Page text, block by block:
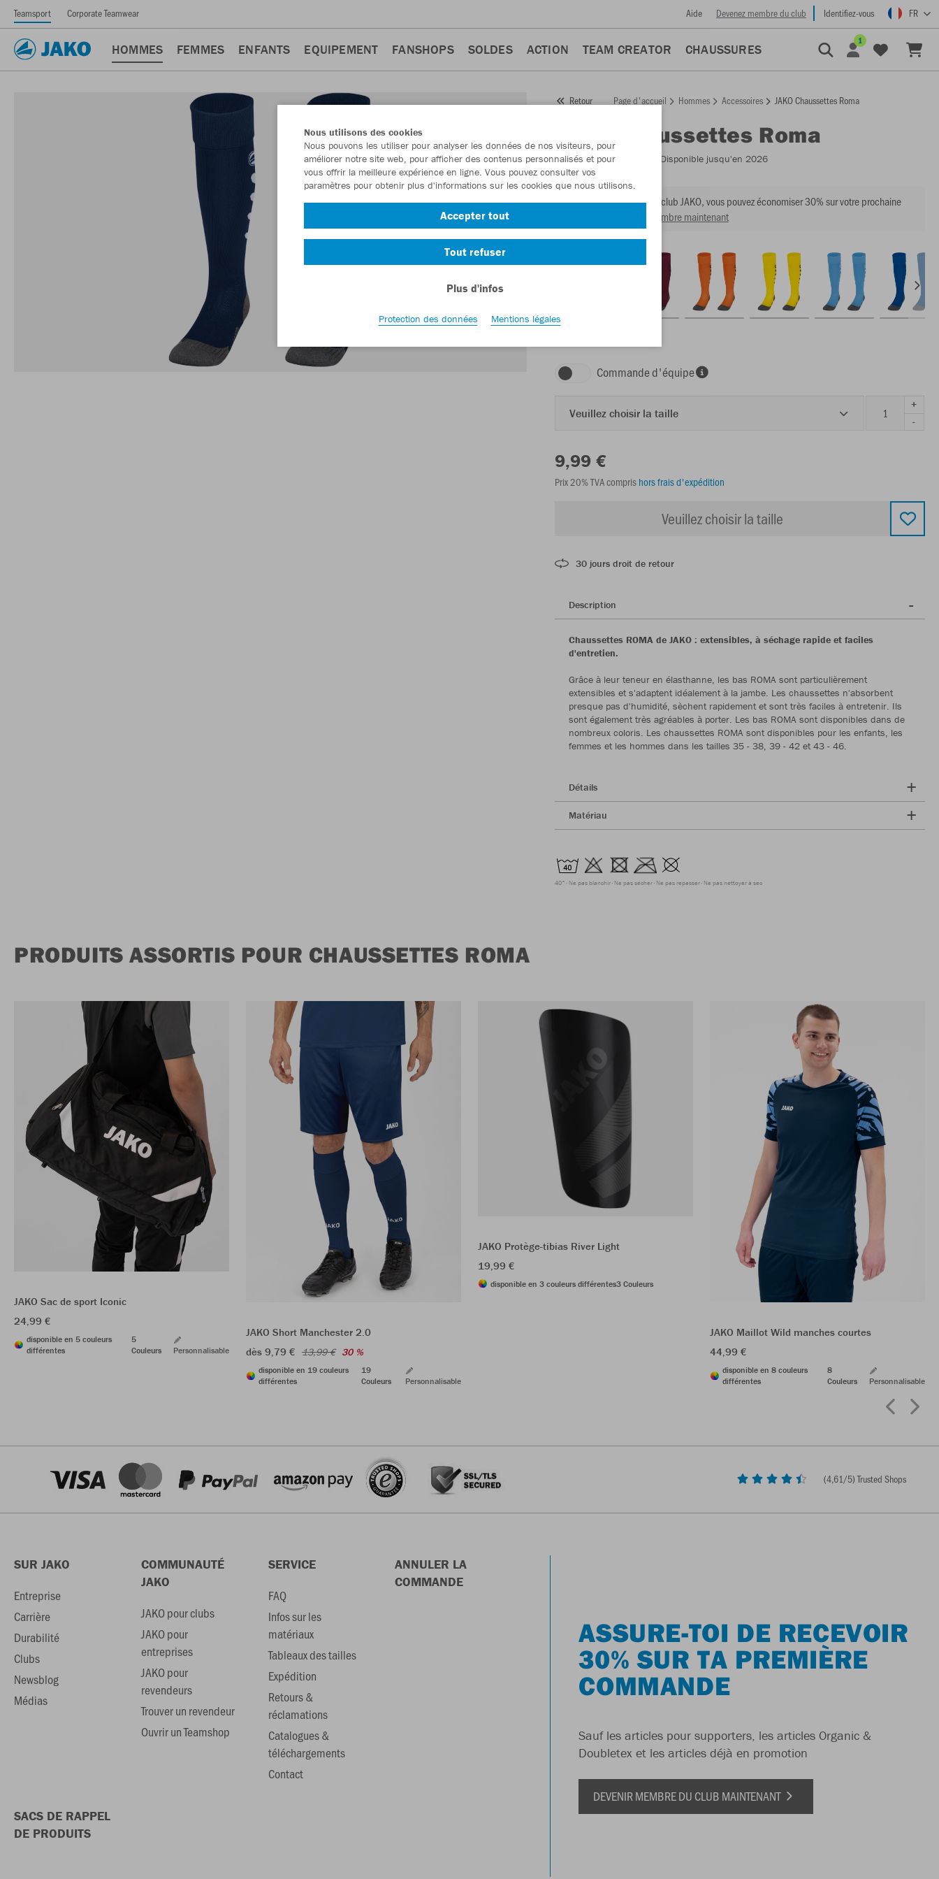
Teamsport Corporate Teamwear Aide Devenez membre du club Identifiez-vous FR
HOMMES FEMMES ENFANTS EQUIPEMENT FANSHOPS SOLDES ACTION TEAM CREATOR CHAUSSURES
1
Retour Page d'accueil Hommes Accessoires JAKO Chaussettes Roma
Chaussettes Roma
Numéro d’article: - Disponible jusqu'en 2026
En tant que membre du club JAKO, vous pouvez économiser 30% sur votre prochaine
Devenir membre maintenant
Commande d'équipe
Veuillez choisir la taille
+
-
9,99 €
Prix 20% TVA compris hors frais d'expédition
Veuillez choisir la taille
30 jours droit de retour
Description
Chaussettes ROMA de JAKO : extensibles, à séchage rapide et faciles
d'entretien.
Grâce à leur teneur en élasthanne, les bas ROMA sont particulièrement
extensibles et s'adaptent idéalement à la jambe. Les chaussettes n'absorbent
presque pas d'humidité, sèchent rapidement et sont très faciles à entretenir. Ils
sont également très agréables à porter. Les bas ROMA sont disponibles dans de
nombreux coloris. Les chaussettes ROMA sont disponibles pour les enfants, les
femmes et les hommes dans les tailles 35 - 38, 39 - 42 et 43 - 46.
Détails
Matériau
40° Ne pas blanchir Ne pas sécher Ne pas repasser Ne pas nettoyer à sec
PRODUITS ASSORTIS POUR CHAUSSETTES ROMA
JAKO Sac de sport Iconic
24,99 €
disponible en 5 couleurs
différentes
5
Couleurs
Personnalisable
JAKO Short Manchester 2.0
dès 9,79 € 13,99 € 30 %
disponible en 19 couleurs
différentes
19
Couleurs
Personnalisable
JAKO Protège-tibias River Light
19,99 €
disponible en 3 couleurs différentes3 Couleurs
JAKO Maillot Wild manches courtes
44,99 €
disponible en 8 couleurs
différentes
8
Couleurs
Personnalisable
(4,61/5) Trusted Shops
SUR JAKO
Entreprise
Carrière
Durabilité
Clubs
Newsblog
Médias
COMMUNAUTÉ
JAKO
JAKO pour clubs
JAKO pour
entreprises
JAKO pour
revendeurs
Trouver un revendeur
Ouvrir un Teamshop
SERVICE
FAQ
Infos sur les
matériaux
Tableaux des tailles
Expédition
Retours &
réclamations
Catalogues &
téléchargements
Contact
ANNULER LA
COMMANDE
SACS DE RAPPEL
DE PRODUITS
ASSURE-TOI DE RECEVOIR
30% SUR TA PREMIÈRE
COMMANDE
Sauf les articles pour supporters, les articles Organic &
Doubletex et les articles déjà en promotion
DEVENIR MEMBRE DU CLUB MAINTENANT
Nous utilisons des cookies
Nous pouvons les utiliser pour analyser les données de nos visiteurs, pour
améliorer notre site web, pour afficher des contenus personnalisés et pour
vous offrir la meilleure expérience en ligne. Vous pouvez consulter vos
paramètres pour obtenir plus d'informations sur les cookies que nous utilisons.
Accepter tout
Tout refuser
Plus d'infos
Protection des données Mentions légales